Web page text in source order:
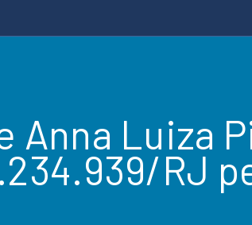
Anna Luiza
RJ